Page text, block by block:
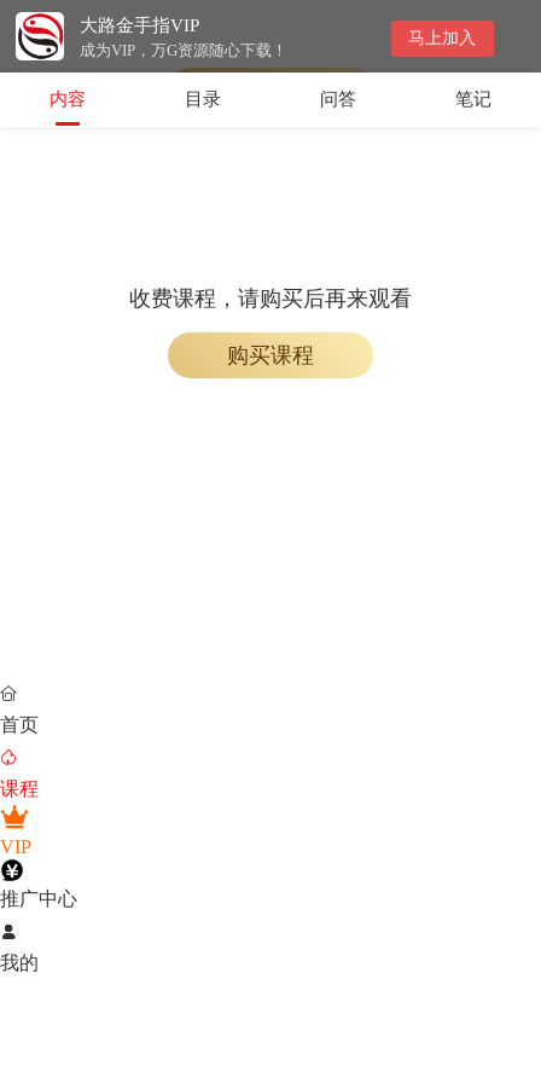
大路金手指VIP
成为VIP，万G资源随心下载！
马上加入
收费课程，购买后即可解锁观看
内容 目录 问答 笔记
收费课程，请购买后再来观看
购买课程

首页

课程
VIP
推广中心

我的